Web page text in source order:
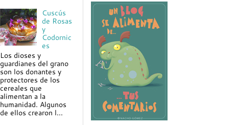
Cuscús
de Rosas
y
Codornic
es
Los dioses y
guardianes del grano
son los donantes y
protectores de los
cereales que
alimentan a la
humanidad. Algunos
de ellos crearon l...